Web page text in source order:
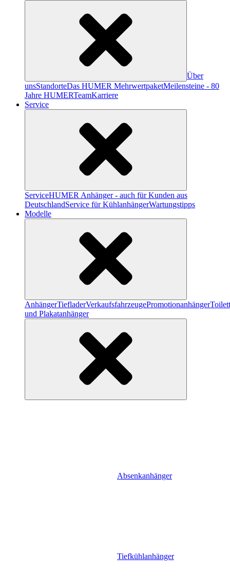
Über
unsStandorteDas HUMER MehrwertpaketMeilensteine - 80
Jahre HUMERTeamKarriere
Service
ServiceHUMER Anhänger - auch für Kunden aus
DeutschlandService für KühlanhängerWartungstipps
Modelle
AnhängerTiefladerVerkaufsfahrzeugePromotionanhänger
und Plakatanhänger
Absenkanhänger
Tiefkühlanhänger